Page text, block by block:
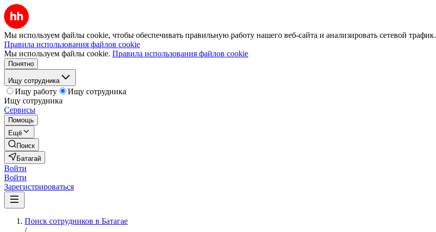
Мы используем файлы cookie, чтобы обеспечивать правильную работу нашего веб-сайта и анализировать сетевой трафик.
Правила использования файлов cookie
Мы используем файлы cookie. Правила использования файлов cookie
Понятно
Ищу сотрудника
Ищу работу
Ищу сотрудника
Ищу сотрудника
Сервисы
Помощь
Ещё
Поиск
Батагай
Войти
Войти
Зарегистрироваться
Поиск сотрудников в Батагае
/